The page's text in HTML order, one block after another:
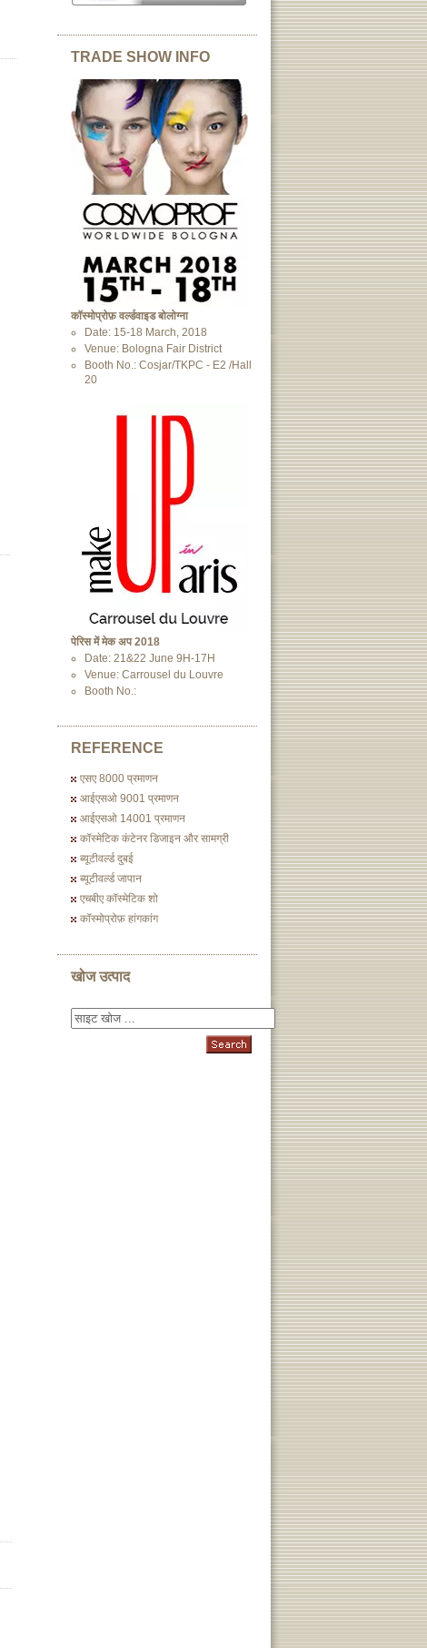
TRADE SHOW INFO
कॉस्मोप्रोफ़ वर्ल्डवाइड बोलोग्ना
Date: 15-18 March, 2018
Venue: Bologna Fair District
Booth No.: Cosjar/TKPC - E2 /Hall
20
पेरिस में मेक अप 2018
Date: 21&22 June 9H-17H
Venue: Carrousel du Louvre
Booth No.:
REFERENCE
एसए 8000 प्रमाणन
आईएसओ 9001 प्रमाणन
आईएसओ 14001 प्रमाणन
कॉस्मेटिक कंटेनर डिजाइन और सामग्री
ब्यूटीवर्ल्ड दुबई
ब्यूटीवर्ल्ड जापान
एचबीए कॉस्मेटिक शो
कॉस्मोप्रोफ़ हांगकांग
खोज उत्पाद